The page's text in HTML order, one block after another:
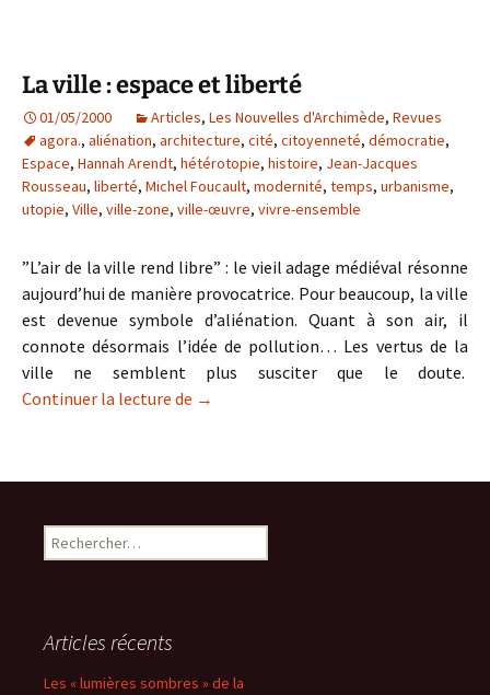
La ville : espace et liberté
01/05/2000 Articles, Les Nouvelles d'Archimède, Revues
agora., aliénation, architecture, cité, citoyenneté, démocratie,
Espace, Hannah Arendt, hétérotopie, histoire, Jean-Jacques
Rousseau, liberté, Michel Foucault, modernité, temps, urbanisme,
utopie, Ville, ville-zone, ville-œuvre, vivre-ensemble
”L’air de la ville rend libre” : le vieil adage médiéval résonne
aujourd’hui de manière provocatrice. Pour beaucoup, la ville
est devenue symbole d’aliénation. Quant à son air, il
connote désormais l’idée de pollution… Les vertus de la
ville ne semblent plus susciter que le doute.
Continuer la lecture de La ville : espace et liberté
→
Rechercher :
Articles récents
Les « lumières sombres » de la